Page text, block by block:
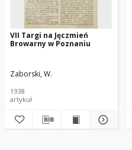
VII Targi na Jęczmień
Browarny w Poznaniu
Zaborski, W.
1938
artykuł